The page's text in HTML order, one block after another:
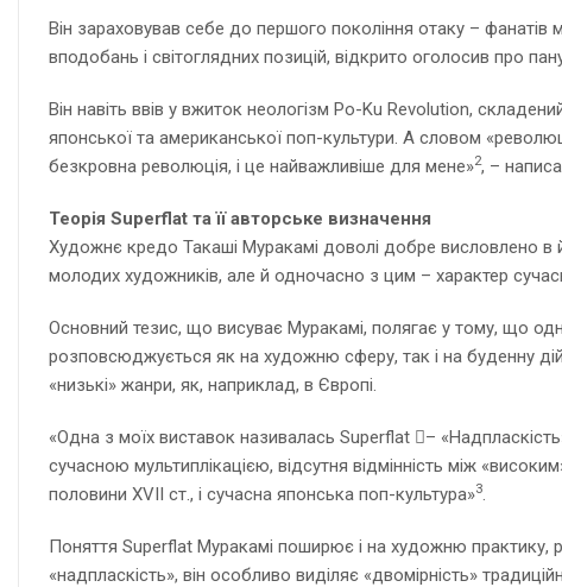
Він зараховував себе до першого покоління отаку –
вподобань і світоглядних позицій, відкрито оголосив про
Він навіть ввів у вжиток неологізм Po-Ku Revolution,
японської та американської поп-культури. А словом
безкровна революція, і це найважливіше для мене»2, –
Теорія Superflat та її авторське визначення
Художнє кредо Такаші Муракамі доволі добре висловлено в
молодих художників, але й одночасно з цим – характер
Основний тезис, що висуває Муракамі, полягає у тому, що
розповсюджується як на художню сферу, так і на буденну
«низькі» жанри, як, наприклад, в Європі.
«Одна з моїх виставок називалась Superflat –
сучасною мультиплікацією, відсутня відмінність між
половини XVII ст., і сучасна японська поп-культура»3.
Поняття Superflat Муракамі поширює і на художню практику,
«надпласкість», він особливо виділяє «двомірність»